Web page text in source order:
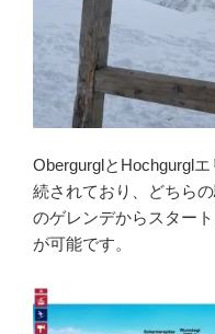
ObergurglとHochgurgl
続されており、どちら
のゲレンデからスター
が可能です。